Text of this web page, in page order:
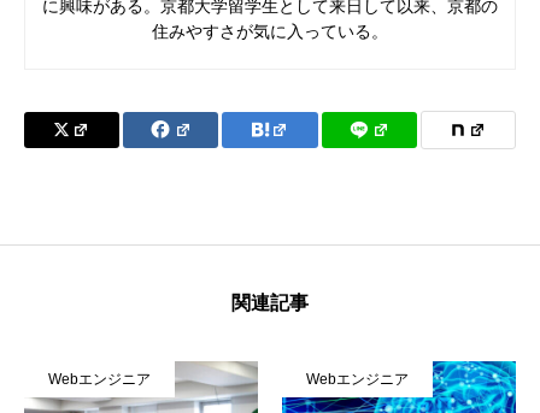
に興味がある。京都大学留学生として来日して以来、京都の
住みやすさが気に入っている。
関連記事
Webエンジニア Webエンジニア